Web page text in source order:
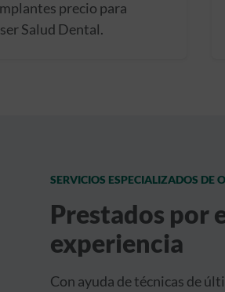
precio para
Salud Dental.
SERVICIOS ESPECIALIZADOS DE
Prestados por
experiencia
Con ayuda de técnicas de